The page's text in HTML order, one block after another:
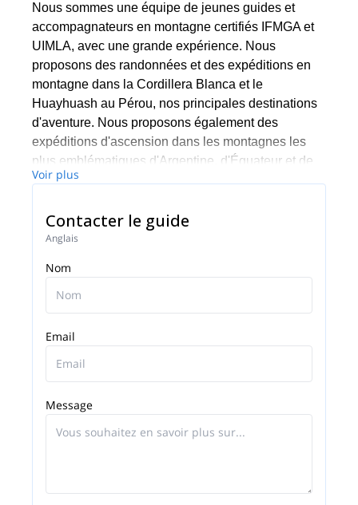
Nous sommes une équipe de jeunes guides et
accompagnateurs en montagne certifiés IFMGA et
UIMLA, avec une grande expérience. Nous
proposons des randonnées et des expéditions en
montagne dans la Cordillera Blanca et le
Huayhuash au Pérou, nos principales destinations
d'aventure. Nous proposons également des
expéditions d'ascension dans les montagnes les
plus emblématiques d'Argentine, d'Équateur et de
Bolivie.
de notre travail. Notre priorité est toujours la
satisfaction et la sécurité de nos clients, en prenant
toujours soin de la conservation et de la protection
de l'environnement. Notre mission va au-delà de
l'aventure, nous offrons à nos clients une
partageant notre culture, nos connaissances et
notre amour de la nature et des montagnes pour
Voir plus
Contacter le guide
Anglais
Nom
Email
Message